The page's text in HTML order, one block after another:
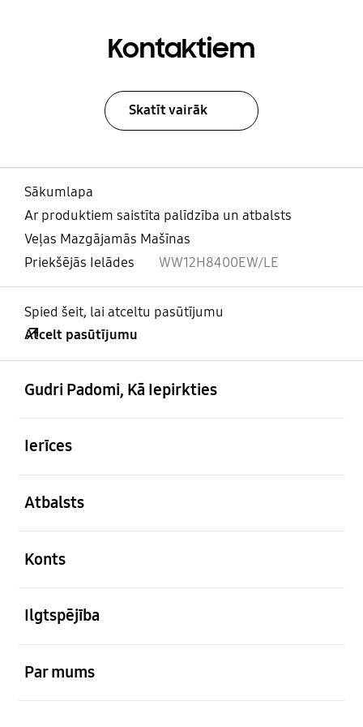
Kontaktiem
Skatīt vairāk
Sākumlapa
Ar produktiem saistīta palīdzība un atbalsts
Veļas Mazgājamās Mašīnas
Priekšējās Ielādes
WW12H8400EW/LE
Spied šeit, lai atceltu pasūtījumu
Atcelt pasūtījumu
Gudri Padomi, Kā Iepirkties
Ierīces
Atbalsts
Konts
Ilgtspējība
Par mums